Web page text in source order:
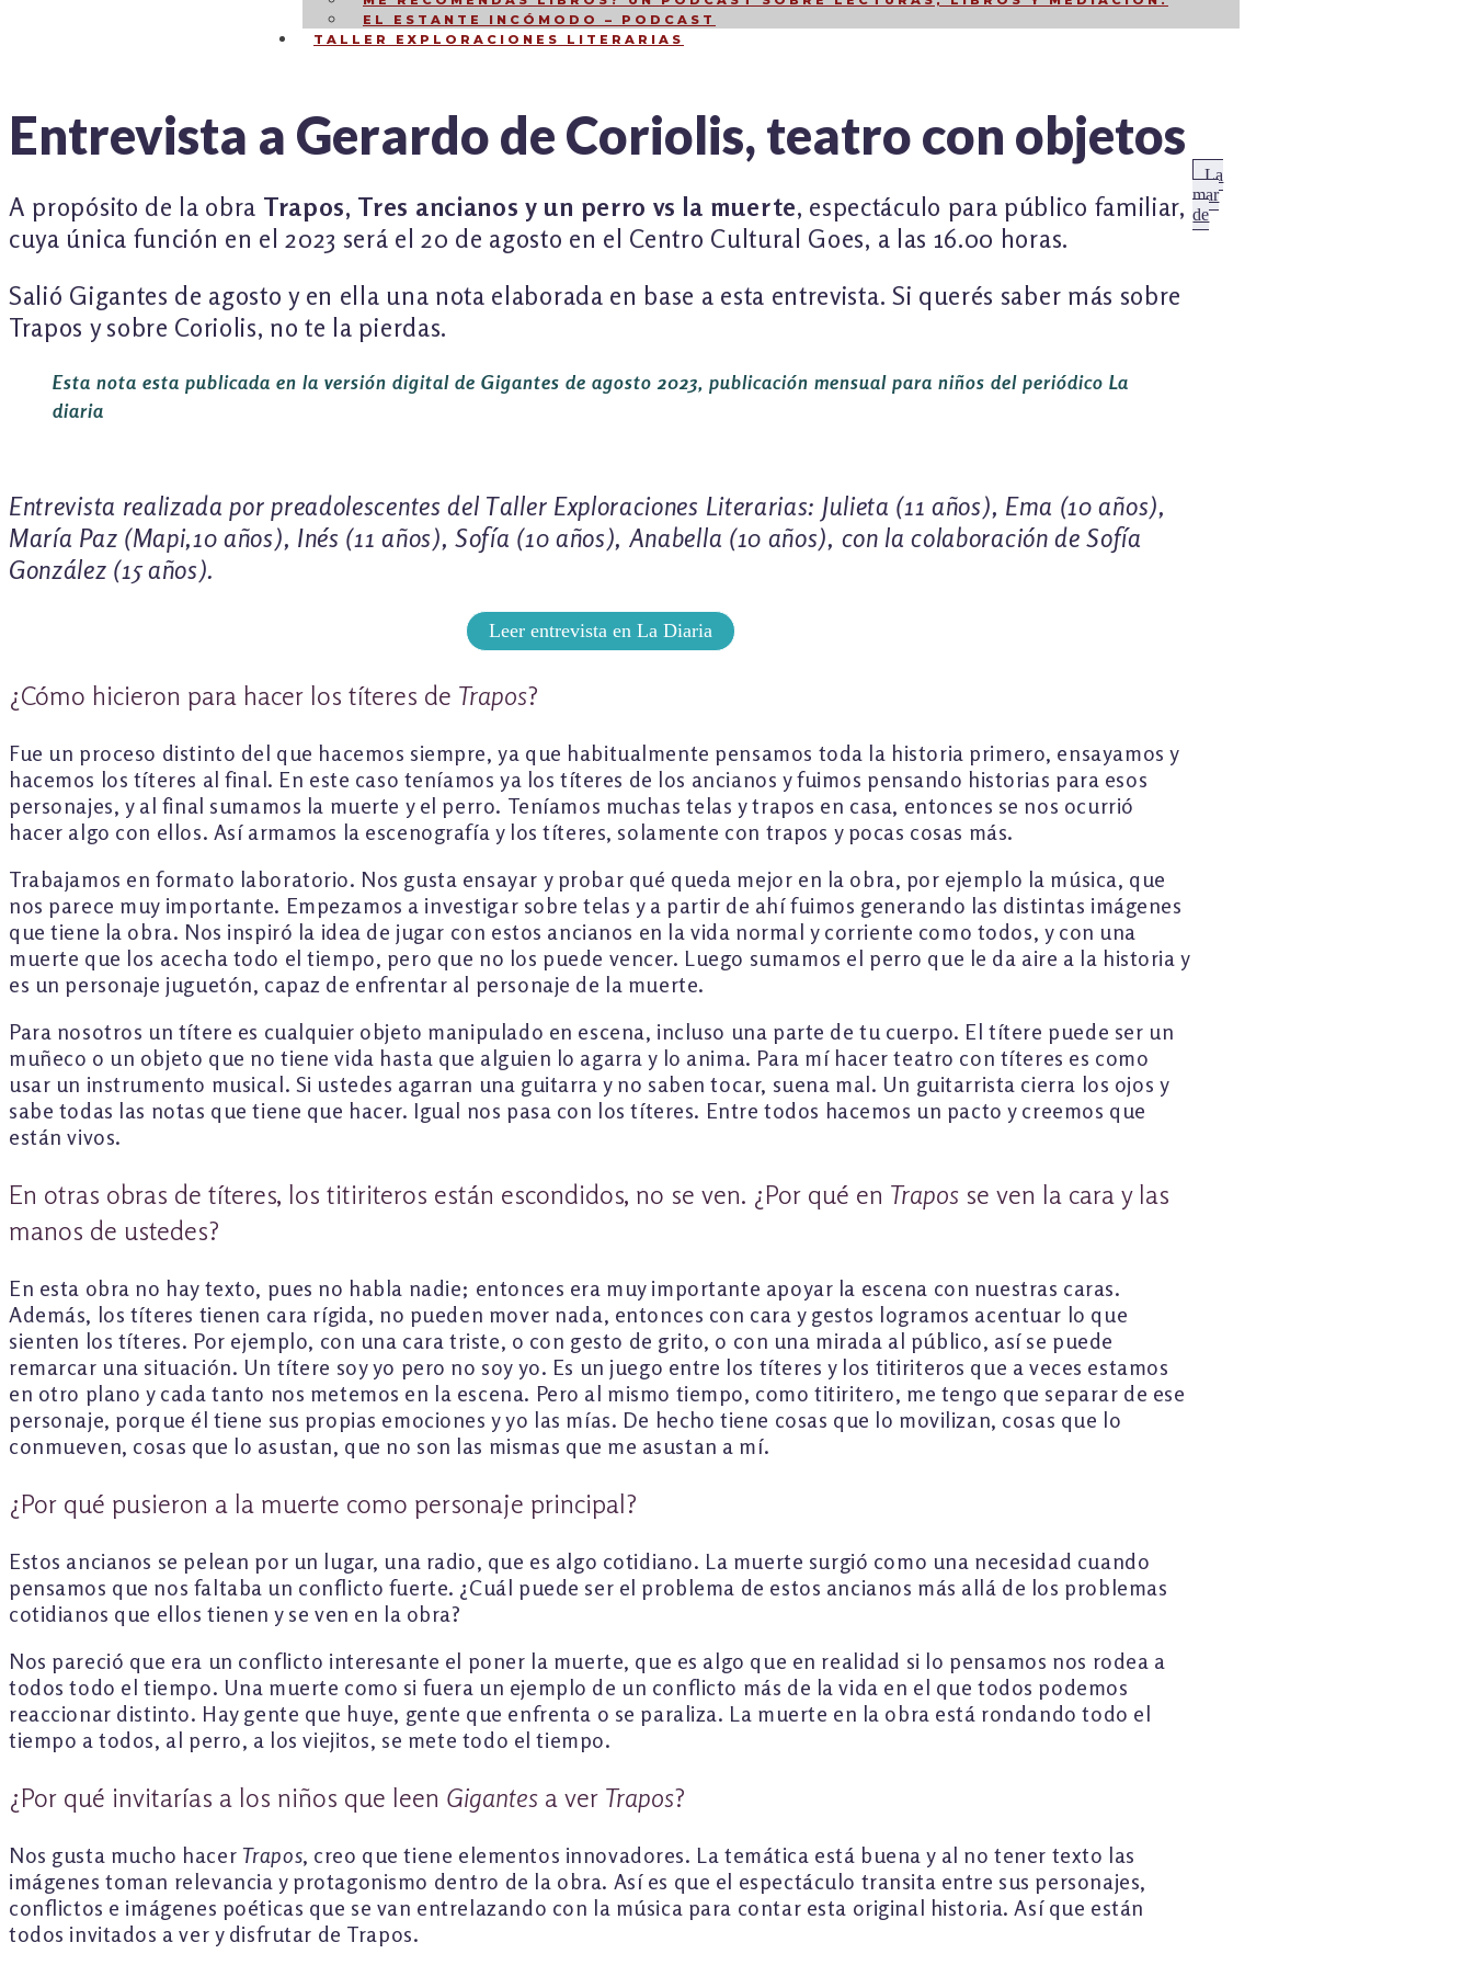
EL ESTANTE INCÓMODO – PODCAST
TALLER EXPLORACIONES LITERARIAS
Entrevista a Gerardo de Coriolis, teatro con objetos
A propósito de la obra Trapos, Tres ancianos y un perro vs la muerte, espectáculo para público familiar,
cuya única función en el 2023 será el 20 de agosto en el Centro Cultural Goes, a las 16.00 horas.
Salió Gigantes de agosto y en ella una nota elaborada en base a esta entrevista. Si querés saber más sobre
Trapos y sobre Coriolis, no te la pierdas.
Esta nota esta publicada en la versión digital de Gigantes de agosto 2023, publicación mensual para niños del periódico La
diaria
Entrevista realizada por preadolescentes del Taller Exploraciones Literarias: Julieta (11 años), Ema (10 años),
María Paz (Mapi,10 años), Inés (11 años), Sofía (10 años), Anabella (10 años), con la colaboración de Sofía
González (15 años).
Leer entrevista en La Diaria
¿Cómo hicieron para hacer los títeres de Trapos?
Fue un proceso distinto del que hacemos siempre, ya que habitualmente pensamos toda la historia primero, ensayamos y
hacemos los títeres al final. En este caso teníamos ya los títeres de los ancianos y fuimos pensando historias para esos
personajes, y al final sumamos la muerte y el perro. Teníamos muchas telas y trapos en casa, entonces se nos ocurrió
hacer algo con ellos. Así armamos la escenografía y los títeres, solamente con trapos y pocas cosas más.
Trabajamos en formato laboratorio. Nos gusta ensayar y probar qué queda mejor en la obra, por ejemplo la música, que
nos parece muy importante. Empezamos a investigar sobre telas y a partir de ahí fuimos generando las distintas imágenes
que tiene la obra. Nos inspiró la idea de jugar con estos ancianos en la vida normal y corriente como todos, y con una
muerte que los acecha todo el tiempo, pero que no los puede vencer. Luego sumamos el perro que le da aire a la historia y
es un personaje juguetón, capaz de enfrentar al personaje de la muerte.
Para nosotros un títere es cualquier objeto manipulado en escena, incluso una parte de tu cuerpo. El títere puede ser un
muñeco o un objeto que no tiene vida hasta que alguien lo agarra y lo anima. Para mí hacer teatro con títeres es como
usar un instrumento musical. Si ustedes agarran una guitarra y no saben tocar, suena mal. Un guitarrista cierra los ojos y
sabe todas las notas que tiene que hacer. Igual nos pasa con los títeres. Entre todos hacemos un pacto y creemos que
están vivos.
En otras obras de títeres, los titiriteros están escondidos, no se ven. ¿Por qué en Trapos se ven la cara y las
manos de ustedes?
En esta obra no hay texto, pues no habla nadie; entonces era muy importante apoyar la escena con nuestras caras.
Además, los títeres tienen cara rígida, no pueden mover nada, entonces con cara y gestos logramos acentuar lo que
sienten los títeres. Por ejemplo, con una cara triste, o con gesto de grito, o con una mirada al público, así se puede
remarcar una situación. Un títere soy yo pero no soy yo. Es un juego entre los títeres y los titiriteros que a veces estamos
en otro plano y cada tanto nos metemos en la escena. Pero al mismo tiempo, como titiritero, me tengo que separar de ese
personaje, porque él tiene sus propias emociones y yo las mías. De hecho tiene cosas que lo movilizan, cosas que lo
conmueven, cosas que lo asustan, que no son las mismas que me asustan a mí.
¿Por qué pusieron a la muerte como personaje principal?
Estos ancianos se pelean por un lugar, una radio, que es algo cotidiano. La muerte surgió como una necesidad cuando
pensamos que nos faltaba un conflicto fuerte. ¿Cuál puede ser el problema de estos ancianos más allá de los problemas
cotidianos que ellos tienen y se ven en la obra?
Nos pareció que era un conflicto interesante el poner la muerte, que es algo que en realidad si lo pensamos nos rodea a
todos todo el tiempo. Una muerte como si fuera un ejemplo de un conflicto más de la vida en el que todos podemos
reaccionar distinto. Hay gente que huye, gente que enfrenta o se paraliza. La muerte en la obra está rondando todo el
tiempo a todos, al perro, a los viejitos, se mete todo el tiempo.
¿Por qué invitarías a los niños que leen Gigantes a ver Trapos?
Nos gusta mucho hacer Trapos, creo que tiene elementos innovadores. La temática está buena y al no tener texto las
imágenes toman relevancia y protagonismo dentro de la obra. Así es que el espectáculo transita entre sus personajes,
conflictos e imágenes poéticas que se van entrelazando con la música para contar esta original historia. Así que están
todos invitados a ver y disfrutar de Trapos.
DE
ENTRADAS
Anterior:
La
mar
de